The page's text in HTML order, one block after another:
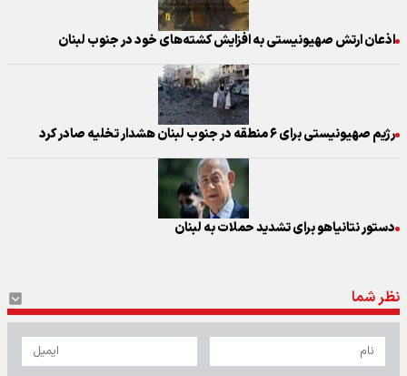
اذعان ارتش صهیونیستی به افزایش کشته‌های خود در جنوب لبنان
رژیم صهیونیستی برای ۶ منطقه در جنوب لبنان هشدار تخلیه صادر کرد
دستور نتانیاهو برای تشدید حملات به لبنان
نظر شما